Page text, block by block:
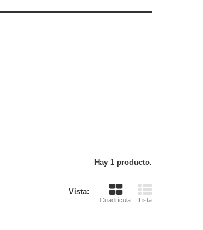
Hay 1 producto.
Vista:
Cuadrícula Lista